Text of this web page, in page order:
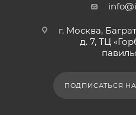
г. Москва,
д. 7, ТЦ
ПОДПИСАТЬСЯ